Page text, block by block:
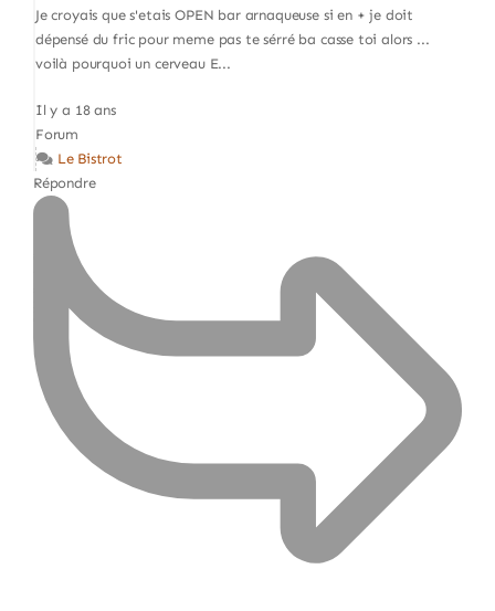
Je croyais que s'etais OPEN bar arnaqueuse si en + je doit
dépensé du fric pour meme pas te sérré ba casse toi alors ...
voilà pourquoi un cerveau E...
Il y a 18 ans
Forum
Le Bistrot
Répondre